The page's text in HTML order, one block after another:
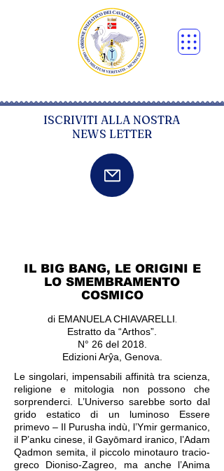
ISCRIVITI ALLA NOSTRA
NEWS LETTER
IL BIG BANG, LE ORIGINI E
LO SMEMBRAMENTO
COSMICO
di EMANUELA CHIAVARELLI
Estratto da “Arthos”.
N° 26 del 2018.
Edizioni Arŷa, Genova.
Le singolari, impensabili affinità tra scienza,
religione e mitologia non possono che
sorprenderci. L’Universo sarebbe sorto dal
grido estatico di un luminoso Essere
primevo – Il Purusha indù, l’Ymir germanico,
il P’anku cinese, il Gayōmard iranico, l’Adam
Qadmon semita, il piccolo minotauro tracio-
greco Dioniso-Zagreo, ma anche l’Anima